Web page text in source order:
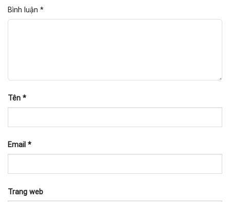
Bình luận *
Tên *
Email *
Trang web